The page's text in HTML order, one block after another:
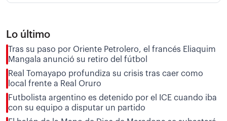
Lo último
Tras su paso por Oriente Petrolero, el francés Eliaquim
Mangala anunció su retiro del fútbol
Real Tomayapo profundiza su crisis tras caer como
local frente a Real Oruro
Futbolista argentino es detenido por el ICE cuando iba
con su equipo a disputar un partido